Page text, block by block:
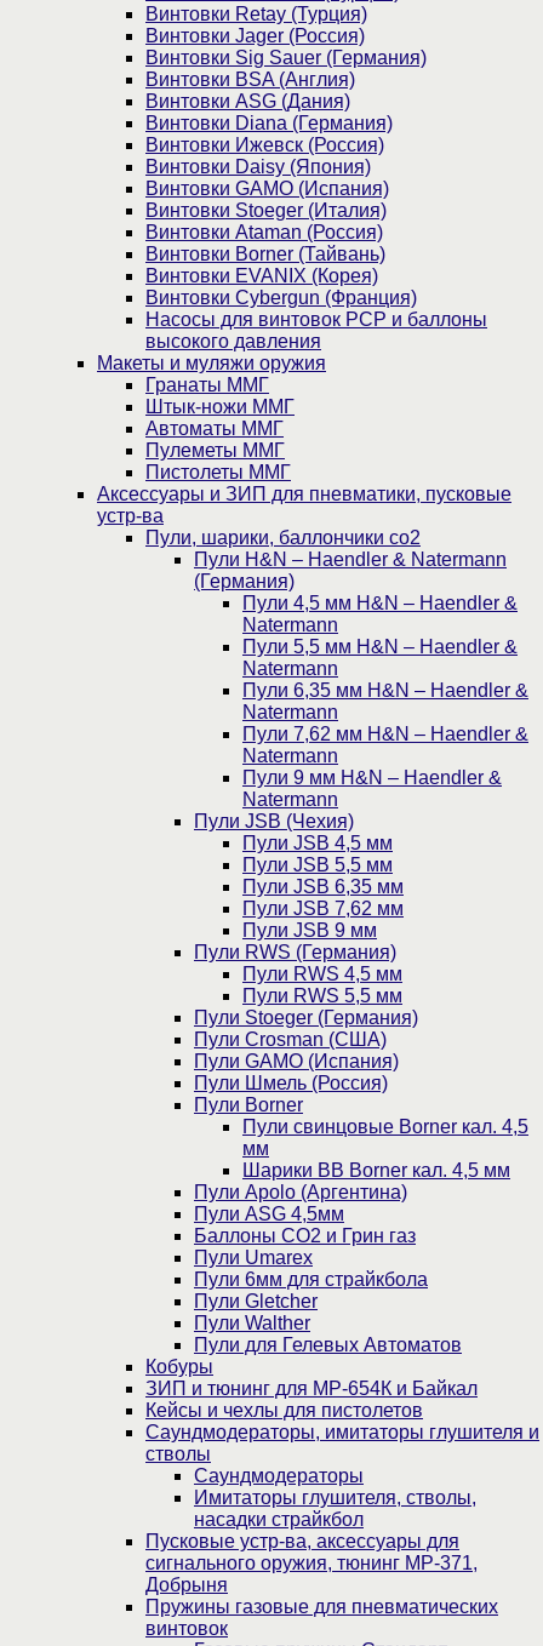
Винтовки Retay (Турция)
Винтовки Jager (Россия)
Винтовки Sig Sauer (Германия)
Винтовки BSA (Англия)
Винтовки ASG (Дания)
Винтовки Diana (Германия)
Винтовки Ижевск (Россия)
Винтовки Daisy (Япония)
Винтовки GAMO (Испания)
Винтовки Stoeger (Италия)
Винтовки Ataman (Россия)
Винтовки Borner (Тайвань)
Винтовки EVANIX (Корея)
Винтовки Cybergun (Франция)
Насосы для винтовок PCP и баллоны
высокого давления
Макеты и муляжи оружия
Гранаты ММГ
Штык-ножи ММГ
Автоматы ММГ
Пулеметы ММГ
Пистолеты ММГ
Аксессуары и ЗИП для пневматики, пусковые
устр-ва
Пули, шарики, баллончики со2
Пули H&N – Haendler & Natermann
(Германия)
Пули 4,5 мм H&N – Haendler &
Natermann
Пули 5,5 мм H&N – Haendler &
Natermann
Пули 6,35 мм H&N – Haendler &
Natermann
Пули 7,62 мм H&N – Haendler &
Natermann
Пули 9 мм H&N – Haendler &
Natermann
Пули JSB (Чехия)
Пули JSB 4,5 мм
Пули JSB 5,5 мм
Пули JSB 6,35 мм
Пули JSB 7,62 мм
Пули JSB 9 мм
Пули RWS (Германия)
Пули RWS 4,5 мм
Пули RWS 5,5 мм
Пули Stoeger (Германия)
Пули Crosman (США)
Пули GAMO (Испания)
Пули Шмель (Россия)
Пули Borner
Пули свинцовые Borner кал. 4,5
мм
Шарики BB Borner кал. 4,5 мм
Пули Apolo (Аргентина)
Пули ASG 4,5мм
Баллоны CO2 и Грин газ
Пули Umarex
Пули 6мм для страйкбола
Пули Gletcher
Пули Walther
Пули для Гелевых Автоматов
Кобуры
ЗИП и тюнинг для МР-654К и Байкал
Кейсы и чехлы для пистолетов
Саундмодераторы, имитаторы глушителя и
стволы
Саундмодераторы
Имитаторы глушителя, стволы,
насадки страйкбол
Пусковые устр-ва, аксессуары для
сигнального оружия, тюнинг МР-371,
Добрыня
Пружины газовые для пневматических
винтовок